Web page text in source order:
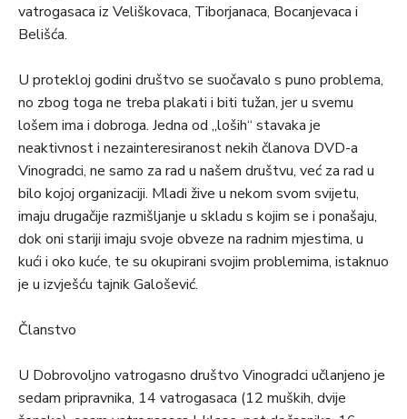
vatrogasaca iz Veliškovaca, Tiborjanaca, Bocanjevaca i
Belišća.
U protekloj godini društvo se suočavalo s puno problema,
no zbog toga ne treba plakati i biti tužan, jer u svemu
lošem ima i dobroga. Jedna od „loših“ stavaka je
neaktivnost i nezainteresiranost nekih članova DVD-a
Vinogradci, ne samo za rad u našem društvu, već za rad u
bilo kojoj organizaciji. Mladi žive u nekom svom svijetu,
imaju drugačije razmišljanje u skladu s kojim se i ponašaju,
dok oni stariji imaju svoje obveze na radnim mjestima, u
kući i oko kuće, te su okupirani svojim problemima, istaknuo
je u izvješću tajnik Galošević.
Članstvo
U Dobrovoljno vatrogasno društvo Vinogradci učlanjeno je
sedam pripravnika, 14 vatrogasaca (12 muških, dvije